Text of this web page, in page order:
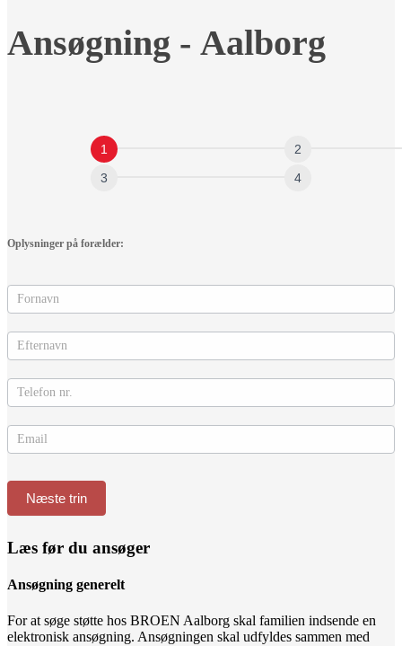
Aalborg
Ansøgning - Aalborg
Oplysninger på forælder:
Næste trin
Læs før du ansøger
Ansøgning generelt
For at søge støtte hos BROEN Aalborg skal familien indsende en
elektronisk ansøgning. Ansøgningen skal udfyldes sammen med